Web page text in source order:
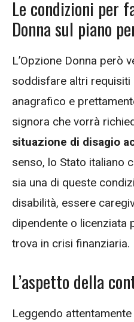
Le condizioni per
Donna sul piano
L’Opzione Donna però
soddisfare altri requisiti
anagrafico e
signora che vorrà
situazione di disagio
senso, lo Stato italiano
sia una di queste
disabilità, essere
dipendente o licenziata
trova in crisi finanziaria.
L’aspetto della
Leggendo